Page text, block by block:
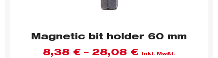
Magnetic bit holder 60 mm
8,38 € – 28,08 € inkl. MwSt.